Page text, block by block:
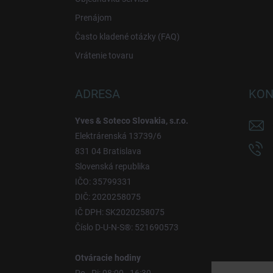
Prenájom
Často kladené otázky (FAQ)
Vrátenie tovaru
ADRESA
Yves & Soteco Slovakia, s.r.o.
Elektrárenská 13739/6
831 04 Bratislava
Slovenská republika
IČO: 35799331
DIČ: 2020258075
IČ DPH: SK2020258075
Číslo D-U-N-S®: 521690573
Otváracie hodiny